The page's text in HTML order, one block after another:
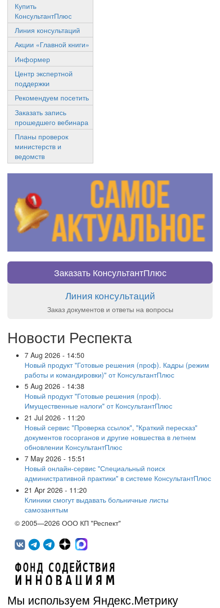
Купить
КонсультантПлюс
Линия консультаций
Акции «Главной книги»
Информер
Центр экспертной
поддержки
Рекомендуем посетить
Заказать запись
прошедшего вебинара
Планы проверок
министерств и
ведомств
Заказать КонсультантПлюс
Линия консультаций
Заказ документов и ответы на вопросы
Новости Респекта
7 Aug 2026 - 14:50
Новый продукт "Готовые решения (проф). Кадры (режим
работы и командировки)" от КонсультантПлюс
5 Aug 2026 - 14:38
Новый продукт "Готовые решения (проф).
Имущественные налоги" от КонсультантПлюс
21 Jul 2026 - 11:20
Новый сервис "Проверка ссылок", "Краткий пересказ"
документов госорганов и другие новшества в летнем
обновлении КонсультантПлюс
7 May 2026 - 15:51
Новый онлайн-сервис "Специальный поиск
административной практики" в системе КонсультантПлюс
21 Apr 2026 - 11:20
Клиники смогут выдавать больничные листы
самозанятым
© 2005—2026 ООО КП "Респект"
Мы используем Яндекс.Метрику